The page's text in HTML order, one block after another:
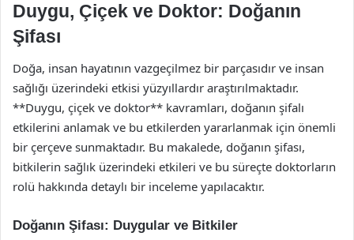
Duygu, Çiçek ve Doktor: Doğanın
Şifası
Doğa, insan hayatının vazgeçilmez bir parçasıdır ve insan
sağlığı üzerindeki etkisi yüzyıllardır araştırılmaktadır.
**Duygu, çiçek ve doktor** kavramları, doğanın şifalı
etkilerini anlamak ve bu etkilerden yararlanmak için önemli
bir çerçeve sunmaktadır. Bu makalede, doğanın şifası,
bitkilerin sağlık üzerindeki etkileri ve bu süreçte doktorların
rolü hakkında detaylı bir inceleme yapılacaktır.
Doğanın Şifası: Duygular ve Bitkiler